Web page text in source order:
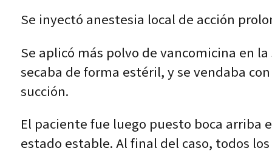
Se inyectó anestesia local de acción
Se aplicó más polvo de vancomicina en
secaba de forma estéril, y se vendaba
succión.
El paciente fue luego puesto boca arriba
estado estable. Al final del caso, todos